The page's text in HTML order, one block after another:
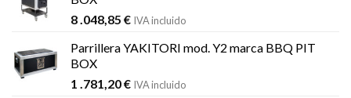
8 .048,85 € IVA incluido
Parrillera YAKITORI mod. Y2 marca BBQ PIT
BOX
1 .781,20€ IVA incluido